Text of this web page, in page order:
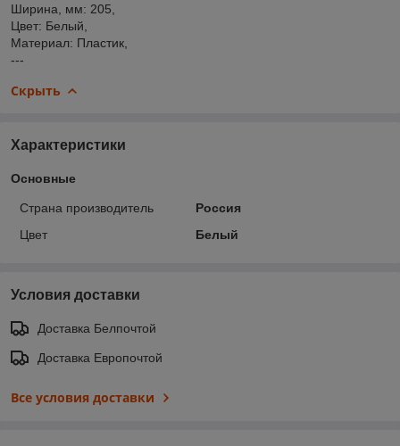
Ширина, мм: 205,
Цвет: Белый,
Материал: Пластик,
---
Скрыть
Характеристики
Основные
Страна производитель
Россия
Цвет
Белый
Условия доставки
Доставка Белпочтой
Доставка Европочтой
Все условия доставки